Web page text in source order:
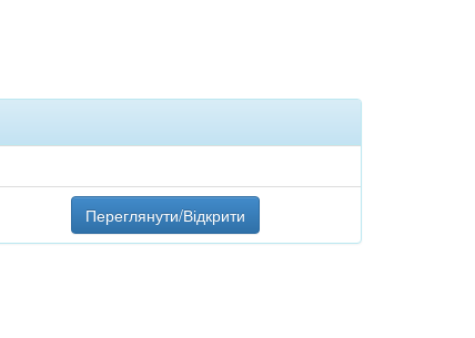
Переглянути/Відкрити